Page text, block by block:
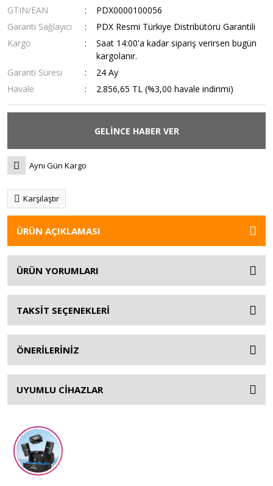
GTIN/EAN
PDX0000100056
Garanti Sağlayıcı
PDX Resmi Türkiye Distribütörü Garantili
Kargo
Saat 14:00'a kadar sipariş verirsen bugün
kargolanır.
Garanti Süresi
24 Ay
Havale
2.856,65 TL (%3,00 havale indirimi)
GELİNCE HABER VER
Aynı Gün Kargo
Karşılaştır
ÜRÜN AÇIKLAMASI
ÜRÜN YORUMLARI
TAKSİT SEÇENEKLERİ
ÖNERİLERİNİZ
UYUMLU CİHAZLAR